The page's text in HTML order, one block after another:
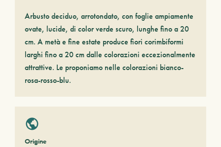
Arbusto deciduo, arrotondato, con foglie ampiamente
ovate, lucide, di color verde scuro, lunghe fino a 20
cm. A metà e fine estate produce fiori corimbiformi
larghi fino a 20 cm dalle colorazioni eccezionalmente
attrattive. Le proponiamo nelle colorazioni bianco-
rosa-rosso-blu.
Origine